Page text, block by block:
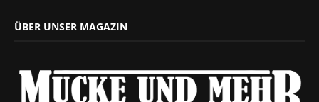
ÜBER UNSER MAGAZIN